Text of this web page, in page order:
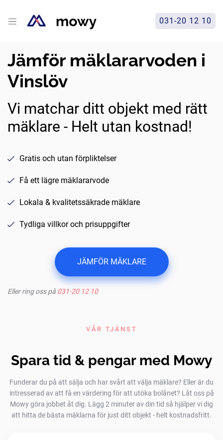
031-20 12 10
Jämför mäklararvoden i
Vinslöv
Vi matchar ditt objekt med rätt
mäklare - Helt utan kostnad!
Gratis och utan förpliktelser
Få ett lägre mäklararvode
Lokala & kvalitetssäkrade mäklare
Tydliga villkor och prisuppgifter
JÄMFÖR MÄKLARE
Eller ring oss på 031-20 12 10
VÅR TJÄNST
Spara tid & pengar med Mowy
Funderar du på att sälja och har svårt att välja mäklare? Eller är du
intresserad av att få en värdering för att utöka bolånet? Låt oss på
Mowy göra jobbet åt dig. Lägg 2 minuter av din tid så hjälper vi dig
att hitta de bästa mäklarna för just ditt objekt - helt kostnadsfritt.